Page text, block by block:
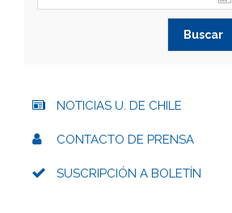
NOTICIAS U. DE CHILE
CONTACTO DE PRENSA
SUSCRIPCIÓN A BOLETÍN